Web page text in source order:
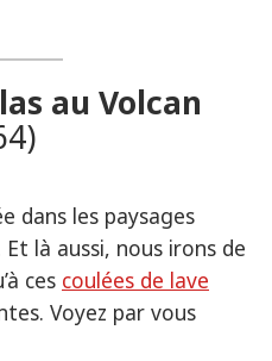
au Volcan
dans les paysages
là aussi, nous irons de
ces coulées de lave
Voyez par vous